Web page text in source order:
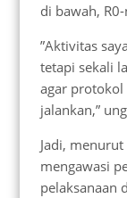
di bawah,
”Aktivitas
tetapi sekali
agar protokol
jalankan,”
Jadi,
mengawasi
pelaksanaan